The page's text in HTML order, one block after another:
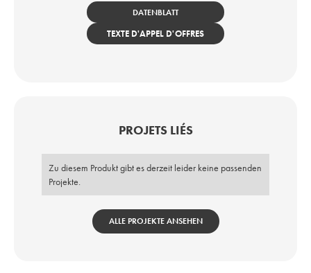
DATENBLATT
TEXTE D'APPEL D'OFFRES
PROJETS LIÉS
Zu diesem Produkt gibt es derzeit leider keine passenden
Projekte.
ALLE PROJEKTE ANSEHEN